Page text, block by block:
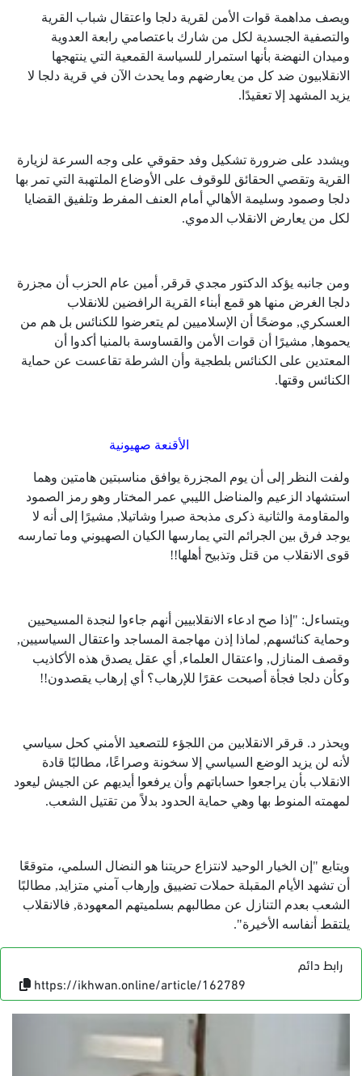
ويصف مداهمة قوات الأمن لقرية دلجا واعتقال شباب القرية
والتصفية الجسدية لكل من شارك باعتصامي رابعة العدوية
وميدان النهضة بأنها استمرار للسياسة القمعية التي ينتهجها
الانقلابيون ضد كل من يعارضهم وما يحدث الآن في قرية دلجا لا
يزيد المشهد إلا تعقيدًا.
ويشدد على ضرورة تشكيل وفد حقوقي على وجه السرعة لزيارة
القرية وتقصي الحقائق للوقوف على الأوضاع الملتهبة التي تمر بها
دلجا وصمود وسليمة الأهالي أمام العنف المفرط وتلفيق القضايا
لكل من يعارض الانقلاب الدموي.
ومن جانبه يؤكد الدكتور مجدي قرقر, أمين عام الحزب أن مجزرة
دلجا الغرض منها هو قمع أبناء القرية الرافضين للانقلاب
العسكري, موضحًا أن الإسلاميين لم يتعرضوا للكنائس بل هم من
يحموها, مشيرًا أن قوات الأمن والقساوسة بالمنيا أكدوا أن
المعتدين على الكنائس بلطجية وأن الشرطة تقاعست عن حماية
الكنائس وقتها.
الأقنعة صهيونية
ولفت النظر إلى أن يوم المجزرة يوافق مناسبتين هامتين وهما
استشهاد الزعيم والمناضل الليبي عمر المختار وهو رمز الصمود
والمقاومة والثانية ذكرى مذبحة صبرا وشاتيلا, مشيرًا إلى أنه لا
يوجد فرق بين الجرائم التي يمارسها الكيان الصهيوني وما تمارسه
قوى الانقلاب من قتل وتذبيح أهلها!!
ويتساءل: "إذا صح ادعاء الانقلابيين أنهم جاءوا لنجدة المسيحيين
وحماية كنائسهم, لماذا إذن مهاجمة المساجد واعتقال السياسيين,
وقصف المنازل, واعتقال العلماء, أي عقل يصدق هذه الأكاذيب
وكأن دلجا فجأة أصبحت عقرًا للإرهاب؟ أي إرهاب يقصدون!!
ويحذر د. قرقر الانقلابين من اللجؤء للتصعيد الأمني كحل سياسي
لأنه لن يزيد الوضع السياسي إلا سخونة وصراعًا، مطالبًا قادة
الانقلاب بأن يراجعوا حساباتهم وأن يرفعوا أيديهم عن الجيش ليعود
لمهمته المنوط بها وهي حماية الحدود بدلاً من تقتيل الشعب.
ويتابع "إن الخيار الوحيد لانتزاع حريتنا هو النضال السلمي، متوقعًا
أن تشهد الأيام المقبلة حملات تضييق وإرهاب آمني متزايد, مطالبًا
الشعب بعدم التنازل عن مطالبهم بسلميتهم المعهودة, فالانقلاب
يلتقط أنفاسه الأخيرة".
رابط دائم
https://ikhwan.online/article/162789